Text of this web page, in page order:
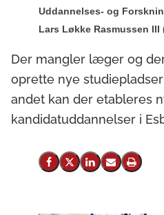
Uddannelses- og
Lars Løkke Rasmussen III
Der mangler læger og
oprette nye
andet kan der etableres
kandidatuddannelser i
Del på Facebook
Del på X (Twitter)
Del på LinkedIn
Send email
Print